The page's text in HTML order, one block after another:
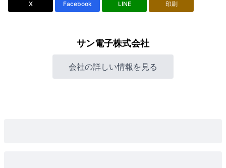
X Facebook LINE 印刷
サン電子株式会社
会社の詳しい情報を見る